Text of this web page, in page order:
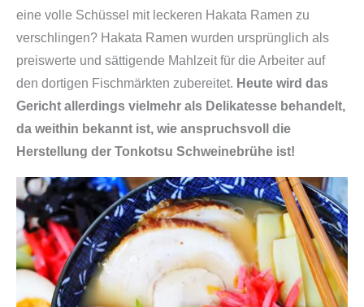
eine volle Schüssel mit leckeren Hakata Ramen zu
verschlingen? Hakata Ramen wurden ursprünglich als
preiswerte und sättigende Mahlzeit für die Arbeiter auf
den dortigen Fischmärkten zubereitet. Heute wird das
Gericht allerdings vielmehr als Delikatesse behandelt,
da weithin bekannt ist, wie anspruchsvoll die
Herstellung der Tonkotsu Schweinebrühe ist!